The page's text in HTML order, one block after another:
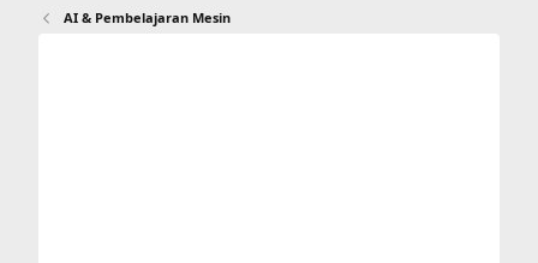
AI & Pembelajaran Mesin